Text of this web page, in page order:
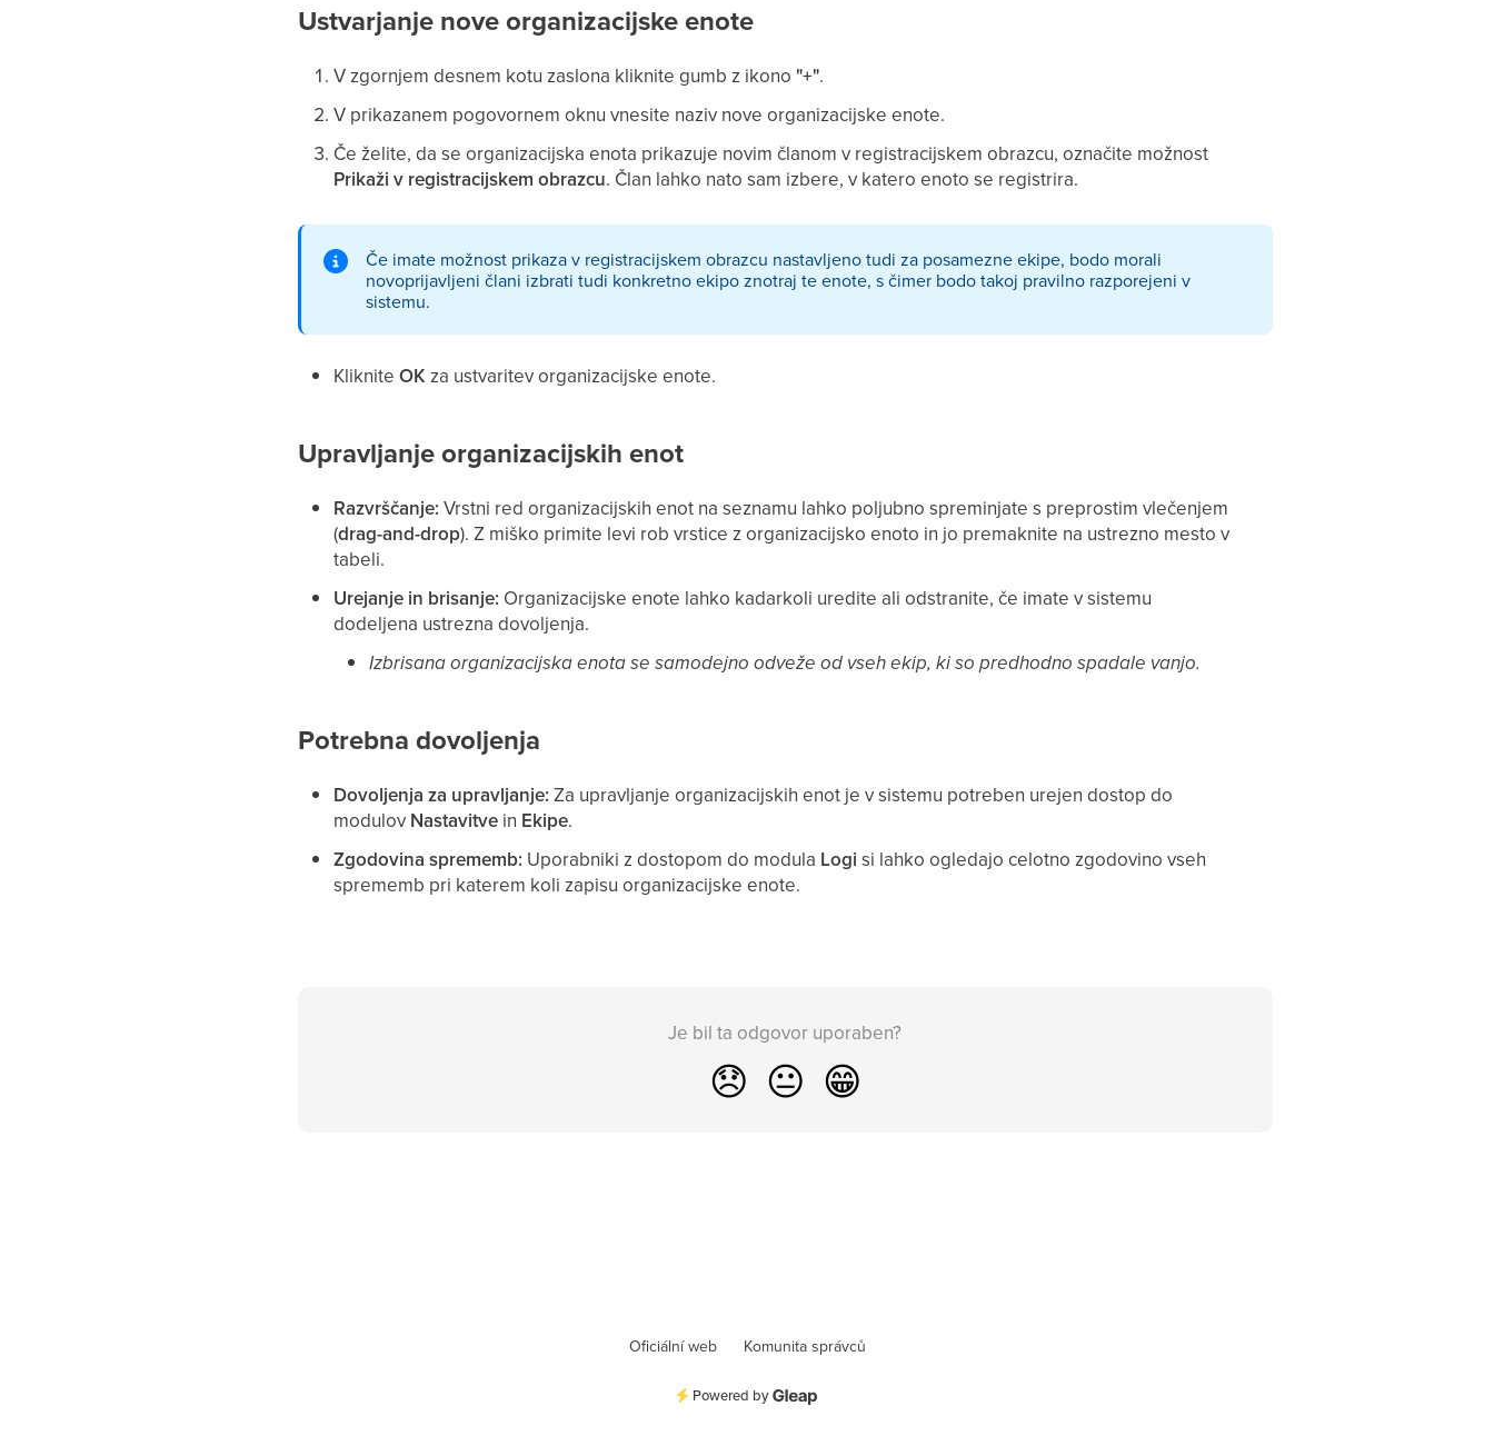
Ustvarjanje nove organizacijske enote
V zgornjem desnem kotu zaslona kliknite gumb z ikono"+".
V prikazanem pogovornem oknu vnesite naziv nove organizacijske enote.
Če želite, da se organizacijska enota prikazuje novim članom v registracijskem obrazcu, označite možnost
Prikaži v registracijskem obrazcu. Član lahko nato sam izbere, v katero enoto se registrira.
Če imate možnost prikaza v registracijskem obrazcu nastavljeno tudi za posamezne ekipe, bodo morali
novoprijavljeni člani izbrati tudi konkretno ekipo znotraj te enote, s čimer bodo takoj pravilno razporejeni v
sistemu.
KlikniteOK za ustvaritev organizacijske enote.
Upravljanje organizacijskih enot
Razvrščanje: Vrstni red organizacijskih enot na seznamu lahko poljubno spreminjate s preprostim vlečenjem
(drag-and-drop). Z miško primite levi rob vrstice z organizacijsko enoto in jo premaknite na ustrezno mesto v
tabeli.
Urejanje in brisanje: Organizacijske enote lahko kadarkoli uredite ali odstranite, če imate v sistemu
dodeljena ustrezna dovoljenja.
Izbrisana organizacijska enota se samodejno odveže od vseh ekip, ki so predhodno spadale vanjo.
Potrebna dovoljenja
Dovoljenja za upravljanje: Za upravljanje organizacijskih enot je v sistemu potreben urejen dostop do
modulov Nastavitve in Ekipe.
Zgodovina sprememb: Uporabniki z dostopom do modula Logi si lahko ogledajo celotno zgodovino vseh
sprememb pri katerem koli zapisu organizacijske enote.
Je bil ta odgovor uporaben?
😞 😐 😁
Oficiální web Komunita správců
Powered by